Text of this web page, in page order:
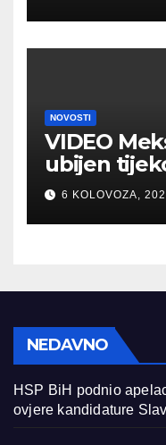
NOVOSTI
VIDEO
ubijen
uživo
6 KOLOVOZA,
NEDAVNO
HSP BiH podnio
ovjere kandidature